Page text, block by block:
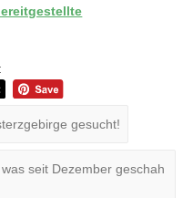
gesucht!
seit Dezember geschah